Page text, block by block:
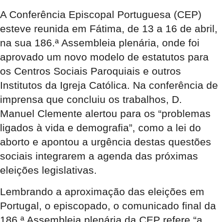
A Conferência Episcopal Portuguesa (CEP)
esteve reunida em Fátima, de 13 a 16 de abril,
na sua 186.ª Assembleia plenária, onde foi
aprovado um novo modelo de estatutos para
os Centros Sociais Paroquiais e outros
Institutos da Igreja Católica. Na conferência de
imprensa que concluiu os trabalhos, D.
Manuel Clemente alertou para os “problemas
ligados à vida e demografia”, como a lei do
aborto e apontou a urgência destas questões
sociais integrarem a agenda das próximas
eleições legislativas.
Lembrando a aproximação das eleições em
Portugal, o episcopado, o comunicado final da
186.ª Assembleia plenária da CEP refere “a